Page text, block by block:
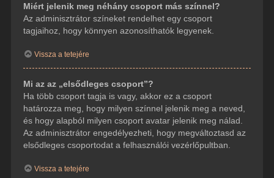
Miért jelenik meg néhány csoport más színnel?
Az adminisztrátor színeket rendelhet egy csoport
tagjaihoz, hogy könnyen azonosíthatók legyenek.
Vissza a tetejére
Mi az az „elsődleges csoport”?
Ha több csoport tagja is vagy, akkor ez a csoport
határozza meg, hogy milyen színnel jelenik meg a neved,
és hogy alapból milyen csoport avatar jelenik meg nálad.
Az adminisztrátor engedélyezheti, hogy megváltoztasd az
elsődleges csoportodat a felhasználói vezérlőpultban.
Vissza a tetejére